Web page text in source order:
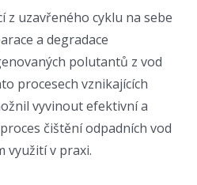
z uzavřeného cyklu na sebe
a degradace
polutantů z vod
procesech vznikajících
vyvinout efektivní a
čištění odpadních vod
využití v praxi.